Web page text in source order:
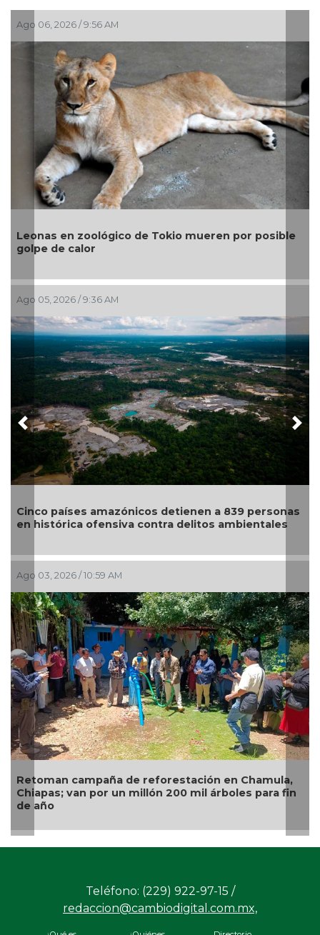
06, 2026 / 9:56 AM
en zoológico de Tokio mueren por posible
de calor
05, 2026 / 9:36 AM
países amazónicos detienen a 839 personas
histórica ofensiva contra delitos ambientales
03, 2026 / 10:59 AM
campaña de reforestación en Chamula,
van por un millón 200 mil árboles para fin
año
para
zona
Previous
Teléfono: (229) 922-97-15 /
redaccion@cambiodigital.com.mx,